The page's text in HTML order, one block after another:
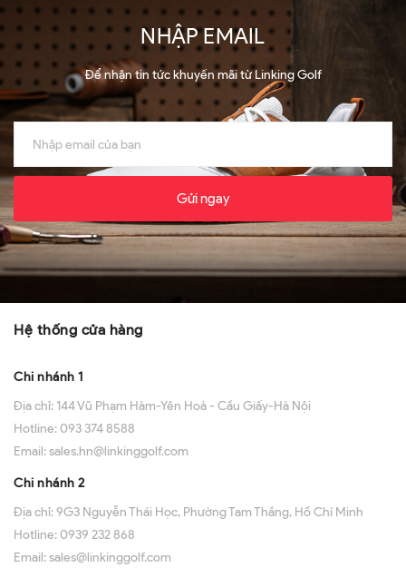
NHẬP EMAIL
Để nhận tin tức khuyến mãi từ Linking Golf
Gửi ngay
Hệ thống cửa hàng
Chi nhánh 1
Địa chỉ: 144 Vũ Phạm Hàm-Yên Hoà - Cầu Giấy-Hà Nội
Hotline:093 374 8588
Email:sales.hn@linkinggolf.com
Chi nhánh 2
Địa chỉ:9G3 Nguyễn Thái Học, Phường Tam Thắng, Hồ Chí Minh
Hotline:0939 232 868
Email:sales@linkinggolf.com